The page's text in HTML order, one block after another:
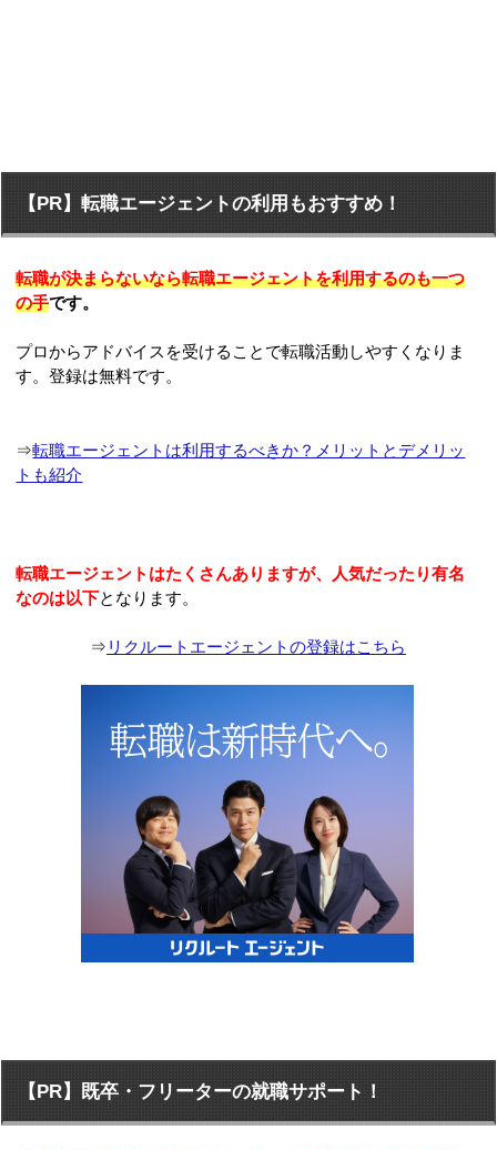
【PR】転職エージェントの利用もおすすめ！
転職が決まらないなら転職エージェントを利用するのも一つ
の手です。
プロからアドバイスを受けることで転職活動しやすくなりま
す。登録は無料です。
⇒転職エージェントは利用するべきか？メリットとデメリッ
トも紹介
転職エージェントはたくさんありますが、人気だったり有名
なのは以下となります。
⇒ リクルートエージェントの登録はこちら
【PR】既卒・フリーターの就職サポート！